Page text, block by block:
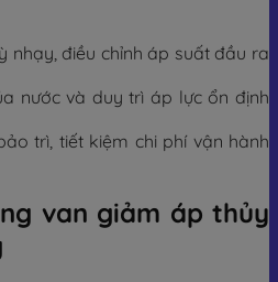
nhạy, điều chỉnh áp suất đầu ra
nước và duy trì áp lực ổn định
trì, tiết kiệm chi phí vận hành
van giảm áp thủy